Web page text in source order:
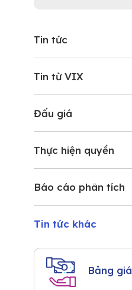
Tin tức
Tin từ VIX
Đấu giá
Thực hiện quyền
Báo cáo phân tích
Tin tức khác
Bảng giá